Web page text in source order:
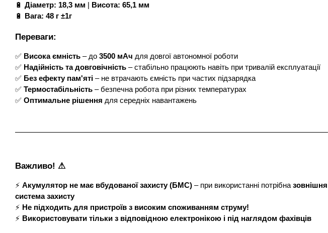
🔋 Діаметр: 18,3 мм Висота: 65,1 мм
🔋
Вага: 48 г ±1г
Переваги:
✅ Висока ємність – до 3500 мАч для довгої автономної роботи
✅ Надійність та довговічність – стабільно працюють навіть при тривалій експлуатації
✅ Без ефекту пам'яті – не втрачають ємність при частих підзарядка
✅ Термостабільність – безпечна робота при різних температурах
✅ Оптимальне рішення для середніх навантажень
Важливо! ⚠
⚡ Акумулятор не має вбудованої захисту (БМС) – при використанні потрібназовнішня
система захисту
⚡ Не підходить для пристроїв з високим споживанням струму!
⚡ Використовувати тільки з відповідною електронікою і під наглядом фахівців